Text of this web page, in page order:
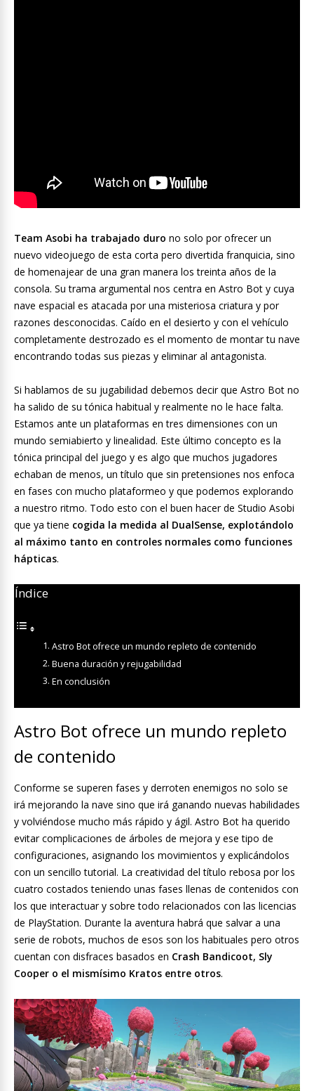
Team Asobi ha trabajado duro no solo por ofrecer un
nuevo videojuego de esta corta pero divertida franquicia, sino
de homenajear de una gran manera los treinta años de la
consola. Su trama argumental nos centra en Astro Bot y cuya
nave espacial es atacada por una misteriosa criatura y por
razones desconocidas. Caído en el desierto y con el vehículo
completamente destrozado es el momento de montar tu nave
encontrando todas sus piezas y eliminar al antagonista.
Si hablamos de su jugabilidad debemos decir que Astro Bot no
ha salido de su tónica habitual y realmente no le hace falta.
Estamos ante un plataformas en tres dimensiones con un
mundo semiabierto y linealidad. Este último concepto es la
tónica principal del juego y es algo que muchos jugadores
echaban de menos, un título que sin pretensiones nos enfoca
en fases con mucho plataformeo y que podemos explorando
a nuestro ritmo. Todo esto con el buen hacer de Studio Asobi
que ya tiene cogida la medida al DualSense, explotándolo
al máximo tanto en controles normales como funciones
hápticas.
Índice
Astro Bot ofrece un mundo repleto de contenido
Buena duración y rejugabilidad
En conclusión
Astro Bot ofrece un mundo repleto
de contenido
Conforme se superen fases y derroten enemigos no solo se
irá mejorando la nave sino que irá ganando nuevas habilidades
y volviéndose mucho más rápido y ágil. Astro Bot ha querido
evitar complicaciones de árboles de mejora y ese tipo de
configuraciones, asignando los movimientos y explicándolos
con un sencillo tutorial. La creatividad del título rebosa por los
cuatro costados teniendo unas fases llenas de contenidos con
los que interactuar y sobre todo relacionados con las licencias
de PlayStation. Durante la aventura habrá que salvar a una
serie de robots, muchos de esos son los habituales pero otros
cuentan con disfraces basados en Crash Bandicoot, Sly
Cooper o el mismísimo Kratos entre otros.